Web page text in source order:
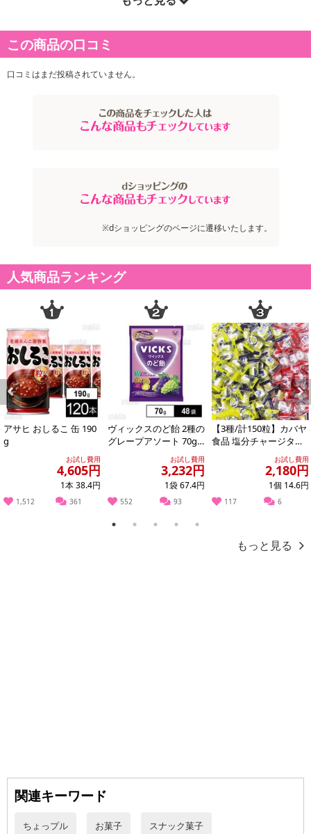
エネルギー：110 kcal
たんぱく質：1.1 g
脂質：3.1 g
お申込みの際は 「商品情報」に記載されている「注意事項」を
【キャンセルについて】
記載されている内容を必ずご確認いただき、お届けする商品セット
にご納得いただきましたうえでお申し込みください。
※パッケージ変更や商品リニューアル(成分など含む)等により、参考
の掲載画像や画像内のバーコードなど、お届け商品と多少異なる場
合がございます。
また、[新たな加工食品の原料原産地表示制度]の経過措置期間の終
了により、商品詳細内に記載の原産国・原材料の表記が旧表記の場
合がございます。
あらかじめご了承いただいた上でお申込みください。なお、本理由
によるお申込み後のキャンセル・返品交換は対応いたしかねます。
【お支払いについて】
※送料はお試し費用に含まれております。
※お支払い方法は、電話料金合算払い、クレジットカード、dポイン
転売等、目的以外での利用が確認された場合は、サービス利用を停
止させていただきます。
この商品の口コミ
口コミはまだ投稿されていません。
※dショッピングのページに遷移いたします。
人気商品ランキング
Previous
アサヒ おしるこ 缶 190
g
お試し費用
4,605円
1本 38.4円
1,512 361
ヴィックスのど飴 2種の
グレープアソート 70g
お試し費用
3,232円
1袋 67.4円
552 93
【3種/計150粒】カバヤ
食品 塩分チャージタブ
レッツ（塩レモン味・
スポーツドリ...
お試し費用
2,180円
1個 14.6円
117 6
Next
1 2 3 4 5
もっと見る
関連キーワード
ちょっプル お菓子 スナック菓子